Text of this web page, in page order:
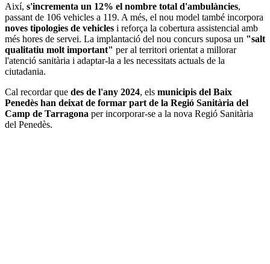
Així, s'incrementa un 12% el nombre total d'ambulàncies,
passant de 106 vehicles a 119. A més, el nou model també incorpora
noves tipologies de vehicles i reforça la cobertura assistencial amb
més hores de servei. La implantació del nou concurs suposa un "salt
qualitatiu molt important" per al territori orientat a millorar
l'atenció sanitària i adaptar-la a les necessitats actuals de la
ciutadania.
Cal recordar que des de l'any 2024, els municipis del Baix
Penedès han deixat de formar part de la Regió Sanitària del
Camp de Tarragona per incorporar-se a la nova Regió Sanitària
del Penedès.